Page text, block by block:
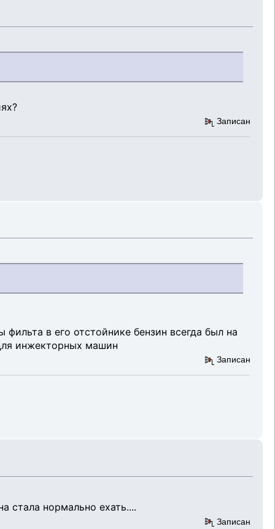
Записан
в его отстойнике бензин всегда был на
инжекторных машин
Записан
стала нормально ехать....
Записан